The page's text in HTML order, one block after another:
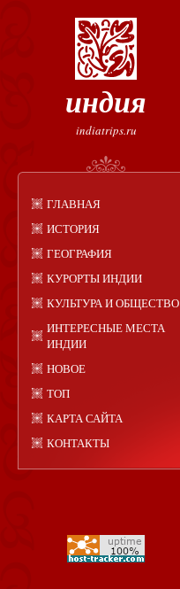
индия
indiatrips.ru
ГЛАВНАЯ
ИСТОРИЯ
ГЕОГРАФИЯ
КУРОРТЫ ИНДИИ
КУЛЬТУРА И ОБЩЕСТВО
ИНТЕРЕСНЫЕ МЕСТА
ИНДИИ
НОВОЕ
ТОП
КАРТА САЙТА
КОНТАКТЫ